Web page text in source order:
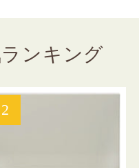
ンキング